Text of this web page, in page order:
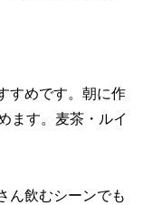
すめです。朝に作
ます。麦茶・ルイ
ん飲むシーンでも